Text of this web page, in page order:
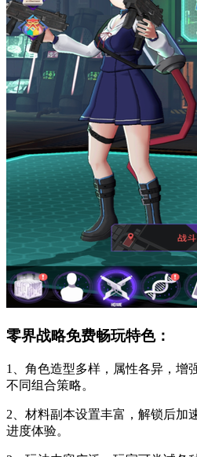
零界战略免费畅玩特色：
1、角色造型多样，属性各异，增
不同组合策略。
2、材料副本设置丰富，解锁后加
进度体验。